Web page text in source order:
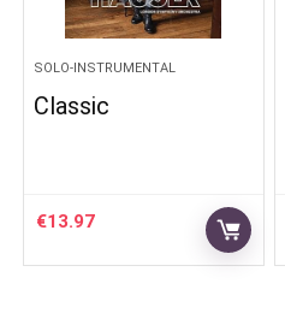
SOLO-INSTRUMENTAL
Classic
€13.97